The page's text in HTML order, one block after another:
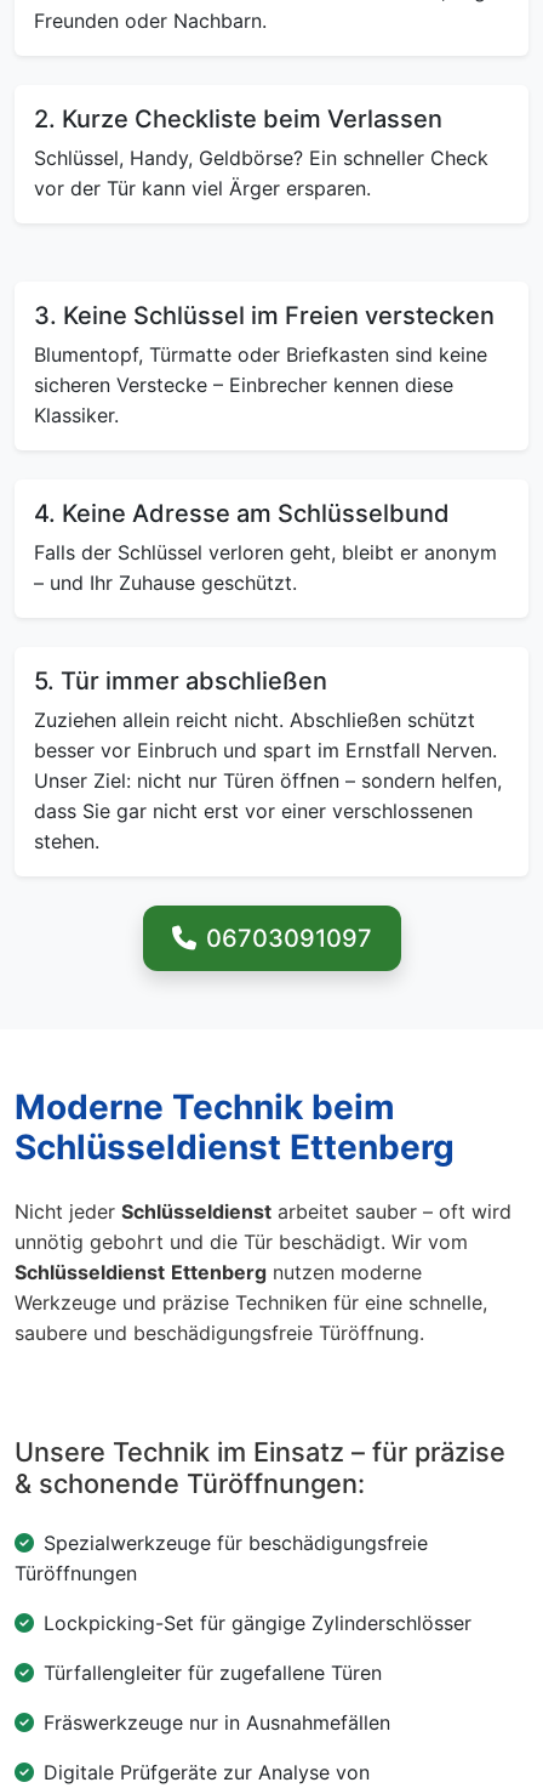
Freunden oder Nachbarn.
2. Kurze Checkliste beim Verlassen
Schlüssel, Handy, Geldbörse? Ein schneller Check
vor der Tür kann viel Ärger ersparen.
3. Keine Schlüssel im Freien verstecken
Blumentopf, Türmatte oder Briefkasten sind keine
sicheren Verstecke – Einbrecher kennen diese
Klassiker.
4. Keine Adresse am Schlüsselbund
Falls der Schlüssel verloren geht, bleibt er anonym
– und Ihr Zuhause geschützt.
5. Tür immer abschließen
Zuziehen allein reicht nicht. Abschließen schützt
besser vor Einbruch und spart im Ernstfall Nerven.
Unser Ziel: nicht nur Türen öffnen – sondern helfen,
dass Sie gar nicht erst vor einer verschlossenen
stehen.
06703091097
Moderne Technik beim
Schlüsseldienst Ettenberg
Nicht jeder Schlüsseldienst arbeitet sauber – oft wird
unnötig gebohrt und die Tür beschädigt. Wir vom
Schlüsseldienst Ettenberg nutzen moderne
Werkzeuge und präzise Techniken für eine schnelle,
saubere und beschädigungsfreie Türöffnung.
Unsere Technik im Einsatz – für präzise
& schonende Türöffnungen:
Spezialwerkzeuge für beschädigungsfreie
Türöffnungen
Lockpicking-Set für gängige Zylinderschlösser
Türfallengleiter für zugefallene Türen
Fräswerkzeuge nur in Ausnahmefällen
Digitale Prüfgeräte zur Analyse von